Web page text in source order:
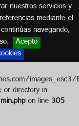
nuestros servicios y
mediante el
navegando,
Acepto
VOZ
directory in
on line305